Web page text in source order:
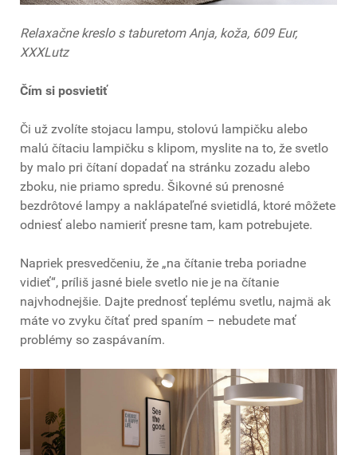
Relaxačne kreslo s taburetom Anja, koža, 609 Eur,
XXXLutz
Čím si posvietiť
Či už zvolíte stojacu lampu, stolovú lampičku alebo
malú čítaciu lampičku s klipom, myslite na to, že svetlo
by malo pri čítaní dopadať na stránku zozadu alebo
zboku, nie priamo spredu. Šikovné sú prenosné
bezdrôtové lampy a naklápateľné svietidlá, ktoré môžete
odniesť alebo namieriť presne tam, kam potrebujete.
Napriek presvedčeniu, že „na čítanie treba poriadne
vidieť“, príliš jasné biele svetlo nie je na čítanie
najvhodnejšie. Dajte prednosť teplému svetlu, najmä ak
máte vo zvyku čítať pred spaním – nebudete mať
problémy so zaspávaním.